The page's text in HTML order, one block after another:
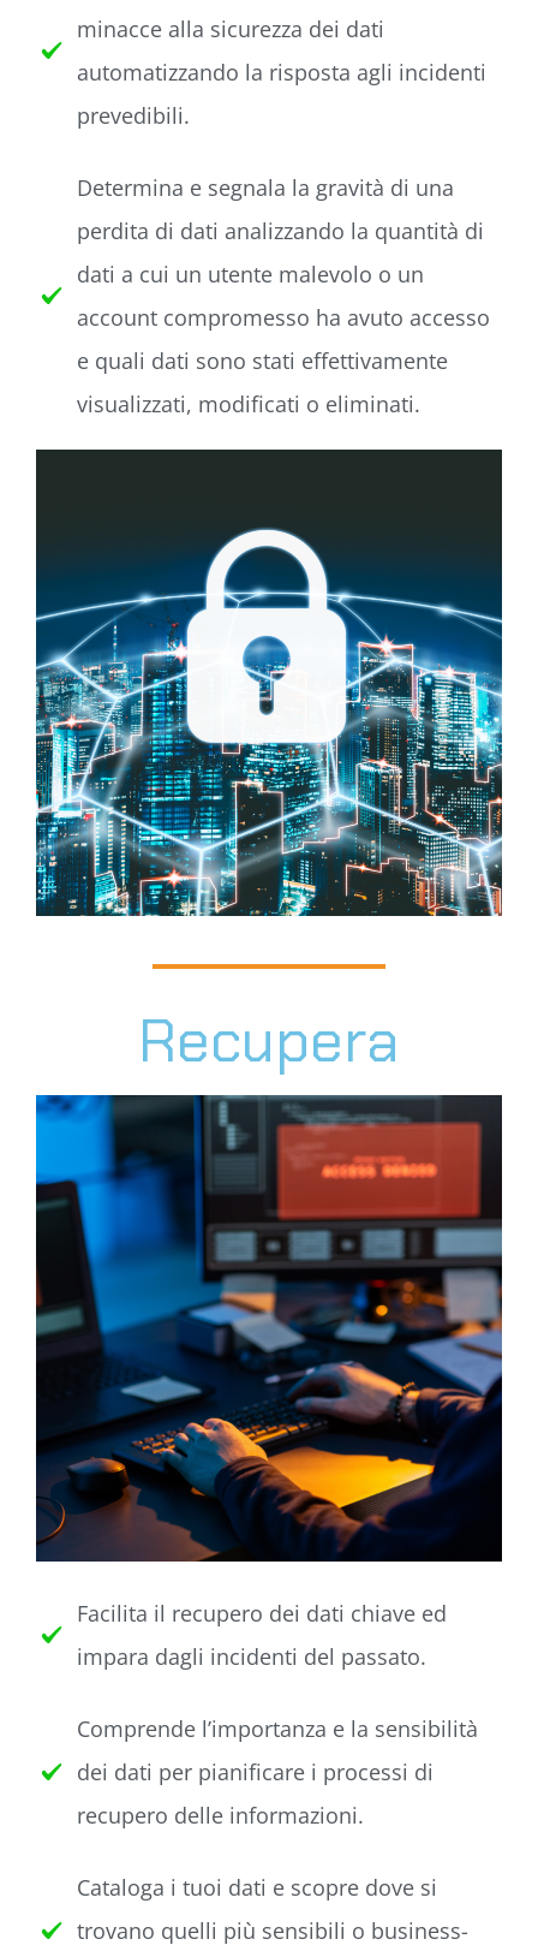
minacce alla sicurezza dei dati
automatizzando la risposta agli incidenti
prevedibili.
Determina e segnala la gravità di una
perdita di dati analizzando la quantità di
dati a cui un utente malevolo o un
account compromesso ha avuto accesso
e quali dati sono stati effettivamente
visualizzati, modificati o eliminati.
Recupera
Facilita il recupero dei dati chiave ed
impara dagli incidenti del passato.
Comprende l’importanza e la sensibilità
dei dati per pianificare i processi di
recupero delle informazioni.
Cataloga i tuoi dati e scopre dove si
trovano quelli più sensibili o business-